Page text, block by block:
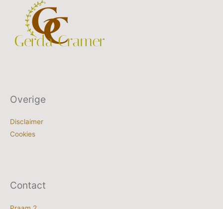
Overige
Disclaimer
Cookies
Contact